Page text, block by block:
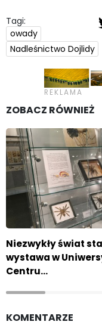
Tagi:
owady
Nadleśnictwo Dojlidy
ZOBACZ RÓWNIEŻ
Niezwykły świat
wystawa w
Centru…
KOMENTARZE